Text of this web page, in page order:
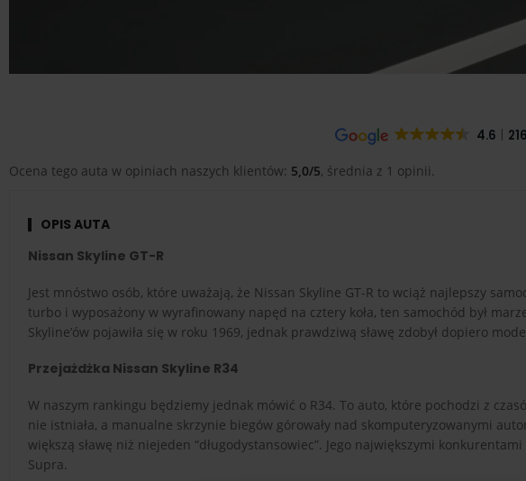
4.6
Ocena tego auta w opiniach naszych klientów: 5,0/5, średnia z 1 opinii.
OPIS AUTA
Nissan Skyline GT-R
Jest mnóstwo osób, które uważają, że Nissan Skyline GT-R to wciąż najlepszy
turbo i wyposażony w wyrafinowany napęd na cztery koła, ten samochód był
Skyline’ów pojawiła się w roku 1969, jednak prawdziwą sławę zdobył dopiero
Przejażdżka Nissan Skyline R34
W naszym rankingu będziemy jednak mówić o R34. To auto, które pochodzi z
nie istniała, a manualne skrzynie biegów górowały nad skomputeryzowanymi
większą sławę niż niejeden “długodystansowiec”. Jego największymi
Supra.